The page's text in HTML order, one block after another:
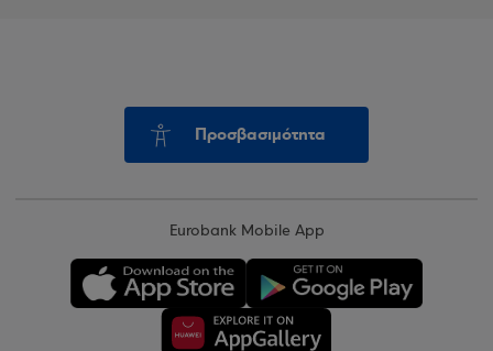
Προσβασιμότητα
Eurobank Mobile App